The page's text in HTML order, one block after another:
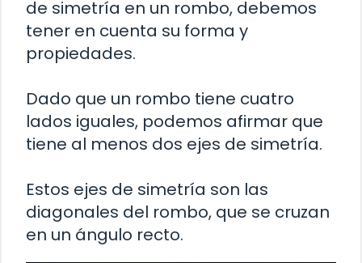
de simetría en un rombo, debemos
tener en cuenta su forma y
propiedades.
Dado que un rombo tiene cuatro
lados iguales, podemos afirmar que
tiene al menos dos ejes de simetría.
Estos ejes de simetría son las
diagonales del rombo, que se cruzan
en un ángulo recto.